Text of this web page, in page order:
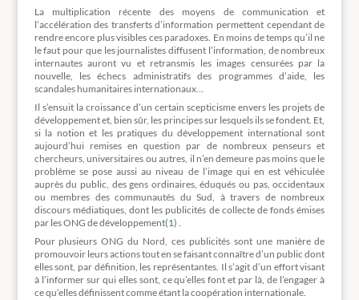
La multiplication récente des moyens de communication et
l’accélération des transferts d’information permettent cependant de
rendre encore plus visibles ces paradoxes. En moins de temps qu’il ne
le faut pour que les journalistes diffusent l’information, de nombreux
internautes auront vu et retransmis les images censurées par la
nouvelle, les échecs administratifs des programmes d’aide, les
scandales humanitaires internationaux…
Il s’ensuit la croissance d’un certain scepticisme envers les projets de
développement et, bien sûr, les principes sur lesquels ils se fondent. Et,
si la notion et les pratiques du développement international sont
aujourd’hui remises en question par de nombreux penseurs et
chercheurs, universitaires ou autres, il n’en demeure pas moins que le
problème se pose aussi au niveau de l’image qui en est véhiculée
auprès du public, des gens ordinaires, éduqués ou pas, occidentaux
ou membres des communautés du Sud, à travers de nombreux
discours médiatiques, dont les publicités de collecte de fonds émises
par les ONG de développement(1)
Pour plusieurs ONG du Nord, ces publicités sont une manière de
promouvoir leurs actions tout en se faisant connaître d’un public dont
elles sont, par définition, les représentantes. Il s’agit d’un effort visant
à l’informer sur qui elles sont, ce qu’elles font et par là, de l’engager à
ce qu’elles définissent comme étant la coopération internationale.